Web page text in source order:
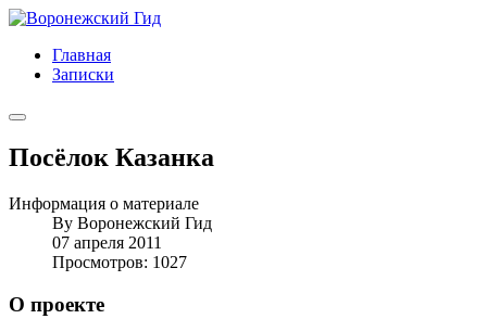
Главная
Записки
Посёлок Казанка
Информация о материале
By Воронежский Гид
07 апреля 2011
Просмотров: 1027
О проекте